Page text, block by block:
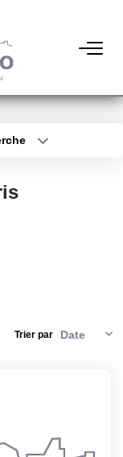
Trier par